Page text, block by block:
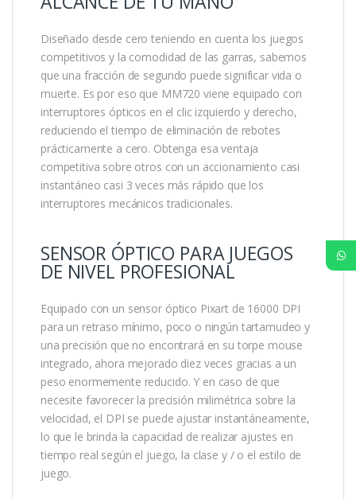
Diseñado desde cero teniendo en cuenta los juegos
competitivos y la comodidad de las garras, sabemos
que una fracción de segundo puede significar vida o
muerte. Es por eso que MM720 viene equipado con
interruptores ópticos en el clic izquierdo y derecho,
reduciendo el tiempo de eliminación de rebotes
prácticamente a cero. Obtenga esa ventaja
competitiva sobre otros con un accionamiento casi
instantáneo casi 3 veces más rápido que los
interruptores mecánicos tradicionales.
SENSOR ÓPTICO PARA JUEGOS
DE NIVEL PROFESIONAL
Equipado con un sensor óptico Pixart de 16000 DPI
para un retraso mínimo, poco o ningún tartamudeo y
una precisión que no encontrará en su torpe mouse
integrado, ahora mejorado diez veces gracias a un
peso enormemente reducido. Y en caso de que
necesite favorecer la precisión milimétrica sobre la
velocidad, el DPI se puede ajustar instantáneamente,
lo que le brinda la capacidad de realizar ajustes en
tiempo real según el juego, la clase y / o el estilo de
juego.